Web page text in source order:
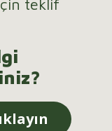
teklif